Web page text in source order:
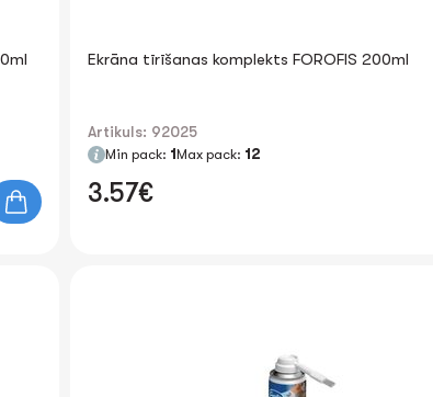
Ekrāna tīrīšanas komplekts FOROFIS 200ml
Artikuls: 92025
Min pack: 1Max pack: 12
3.57€